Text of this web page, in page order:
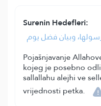
Surenin Hedefleri:
وبيان فضل يوم
Pojašnjavanje
kojeg je posebno
sallallahu alejhi ve
vrijednosti petka.